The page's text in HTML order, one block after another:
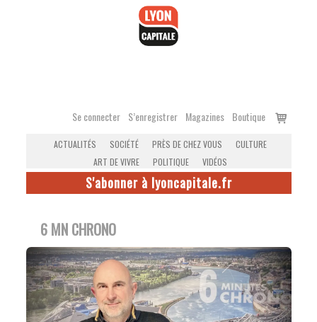
Se connecter S’enregistrer Magazines Boutique
Voir
ACTUALITÉS SOCIÉTÉ PRÈS DE CHEZ VOUS
CULTURE
ART DE VIVRE
POLITIQUE VIDÉOS
S'abonner à lyoncapitale.fr
6 MN CHRONO